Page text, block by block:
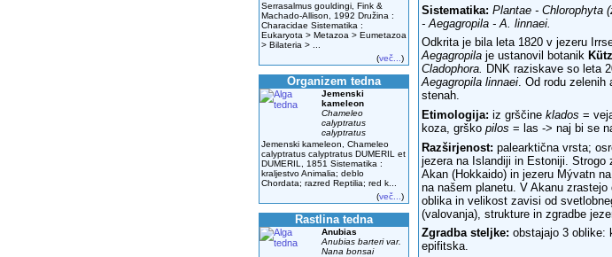
Serrasalmus gouldingi, Fink &
Machado-Allison, 1992 Družina :
Characidae Sistematika :
Eukaryota > Metazoa > Eumetazoa
> Bilateria > ...
(več... )
Organizem tedna
Jemenski
kameleon
Chameleo
calyptratus
calyptratus
Jemenski kameleon, Chameleo
calyptratus calyptratus DUMERIL et
DUMERIL, 1851 Sistematika :
kraljestvo Animalia; deblo
Chordata; razred Reptilia; red k...
(več... )
Rastlina tedna
Anubias
Anubias barteri var.
Nana bonsai
Sistematika: Plantae - Chlorophyta
- Aegagropila - A. linnaei.
Odkrita je bila leta 1820 v jezeru
Aegagropila je ustanovil botanik
Cladophora. DNK raziskave so leta
Aegagropila linnaei. Od rodu zelenih
stenah.
Etimologija: iz grščine klados =
koza, grško pilos = las -> naj bi se
Razširjenost: palearktična vrsta;
jezera na Islandiji in Estoniji. Strogo
Akan (Hokkaido) in jezeru Mývatn
na našem planetu. V Akanu
oblika in velikost zavisi od
(valovanja), strukture in zgradbe
Zgradba steljke: obstajajo 3 oblike:
epifitska.